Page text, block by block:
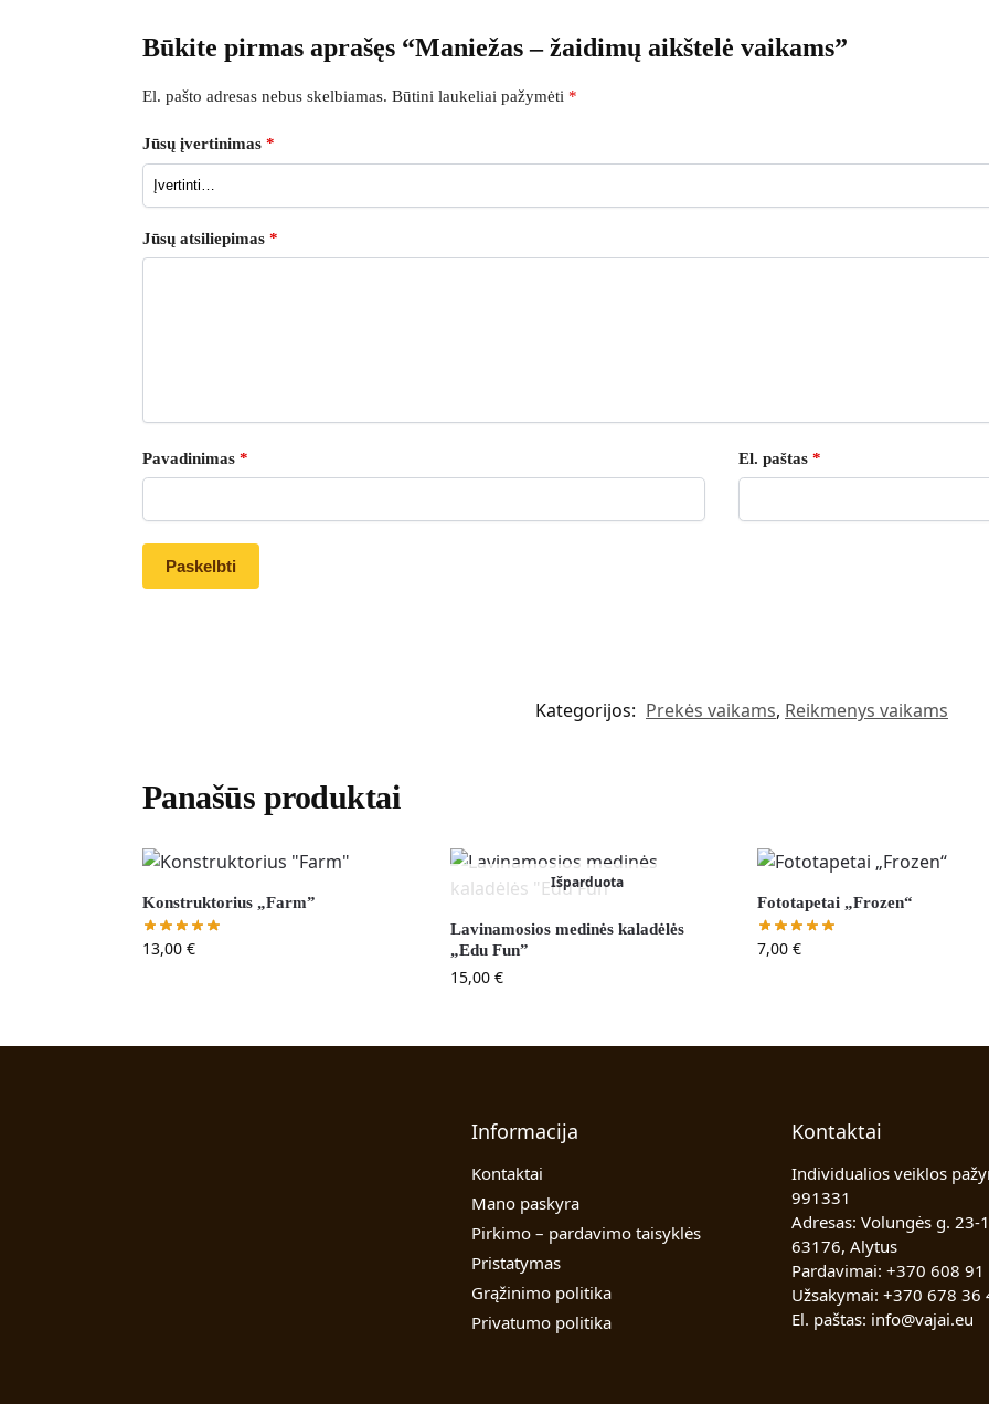
Būkite pirmas aprašęs “Maniežas – žaidimų aikštelė vaikams”
El. pašto adresas nebus skelbiamas. Būtini laukeliai pažymėti *
Jūsų įvertinimas *
Jūsų atsiliepimas *
Pavadinimas * El. paštas *
Kategorijos: Prekės vaikams, Reikmenys vaikams
Panašūs produktai
Konstruktorius „Farm”
13,00 €
Išparduota
Lavinamosios medinės kaladėlės
„Edu Fun”
15,00 €
Fototapetai „Frozen“
7,00€
Informacija
Kontaktai
Mano paskyra
Pirkimo – pardavimo taisyklės
Pristatymas
Grąžinimo politika
Privatumo politika
Kontaktai
Individualios veiklos
991331
Adresas: Volungės g. 23-
63176, Alytus
Pardavimai: +370 608 91
Užsakymai: +370 678 36
El. paštas: info@vajai.eu